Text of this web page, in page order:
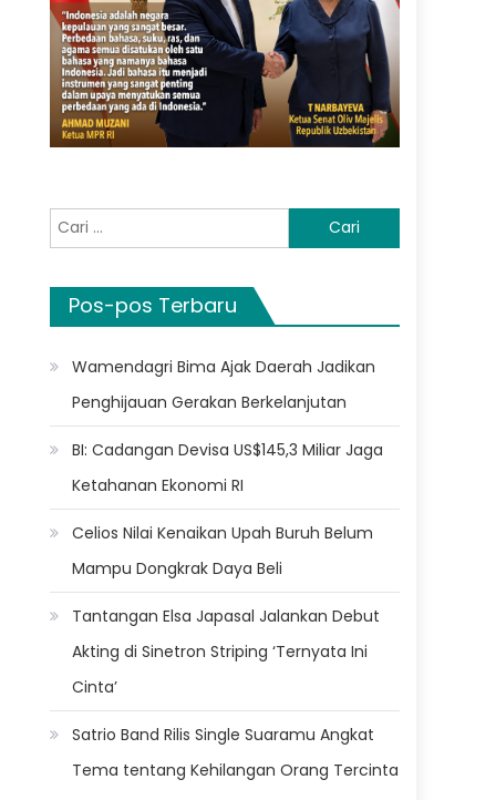
Cari
untuk:
Pos-pos Terbaru
Wamendagri Bima Ajak Daerah Jadikan
Penghijauan Gerakan Berkelanjutan
BI: Cadangan Devisa US$145,3 Miliar Jaga
Ketahanan Ekonomi RI
Celios Nilai Kenaikan Upah Buruh Belum
Mampu Dongkrak Daya Beli
Tantangan Elsa Japasal Jalankan Debut
Akting di Sinetron Striping ‘Ternyata Ini
Cinta’
Satrio Band Rilis Single Suaramu Angkat
Tema tentang Kehilangan Orang Tercinta